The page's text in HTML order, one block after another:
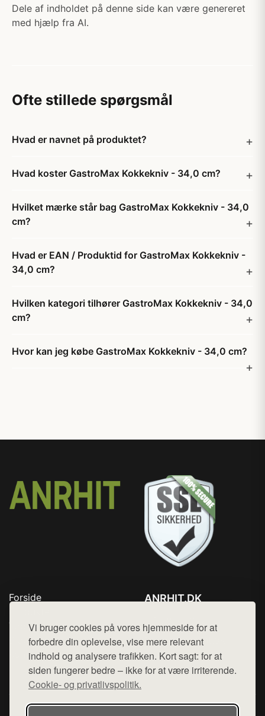
Vi bruger cookies på vores hjemmeside for at
forbedre din oplevelse, vise mere relevant
indhold og analysere trafikken. Kort sagt: for at
siden fungerer bedre – ikke for at være irriterende.
Cookie- og privatlivspolitik.
Dele af indholdet på denne side kan være genereret
med hjælp fra AI.
Ofte stillede spørgsmål
Hvad er navnet på produktet?
Hvad koster GastroMax Kokkekniv - 34,0 cm?
Hvilket mærke står bag GastroMax Kokkekniv - 34,0
cm?
Hvad er EAN / Produktid for GastroMax Kokkekniv -
34,0 cm?
Hvilken kategori tilhører GastroMax Kokkekniv - 34,0
cm?
Hvor kan jeg købe GastroMax Kokkekniv - 34,0 cm?
Forside
Top Rabatter
Blog
Kontakt
ANRHIT.DK
Mail: hej@want.dk
Cookie- og privatlivspolitik